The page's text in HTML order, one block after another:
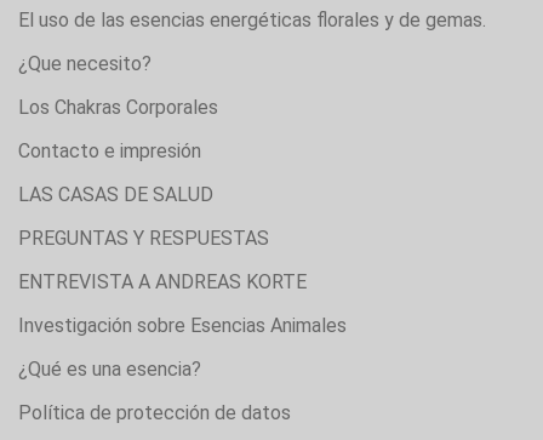
El uso de las esencias energéticas florales y de gemas.
¿Que necesito?
Los Chakras Corporales
Contacto e impresión
LAS CASAS DE SALUD
PREGUNTAS Y RESPUESTAS
ENTREVISTA A ANDREAS KORTE
Investigación sobre Esencias Animales
¿Qué es una esencia?
Política de protección de datos